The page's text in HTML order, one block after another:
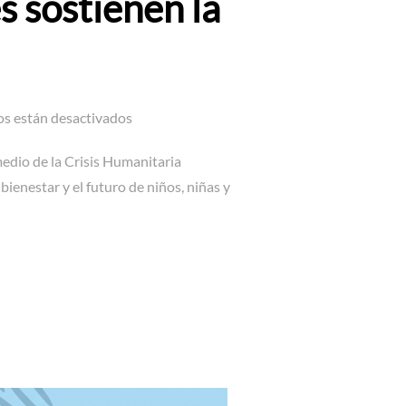
están desactivados
de la Crisis Humanitaria
y el futuro de niños, niñas y